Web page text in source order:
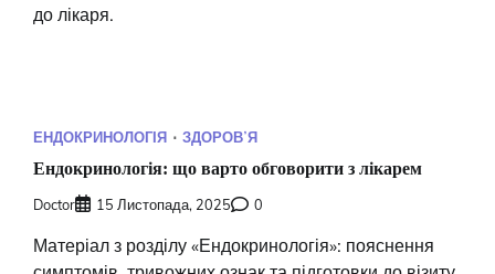
до лікаря.
ЕНДОКРИНОЛОГІЯ ЗДОРОВʼЯ
Ендокринологія: що варто обговорити з лікарем
Doctor 15 Листопада, 2025 0
Матеріал з розділу «Ендокринологія»: пояснення